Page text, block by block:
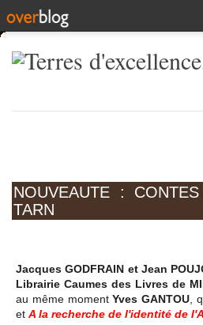
NOUVEAUTE :
TARN
Jacques GODFRAIN et Jean
Librairie Caumes des Livres de
au même momentYves GANTOU ,
et A la recherche de l'identité de